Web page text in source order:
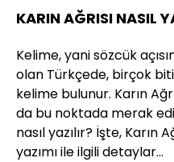
KARIN AĞRISI NASIL
Kelime, yani sözcük
olan Türkçede, birçok
kelime bulunur. Karın
da bu noktada merak
nasıl yazılır? İşte, Karın
yazımı ile ilgili detaylar…